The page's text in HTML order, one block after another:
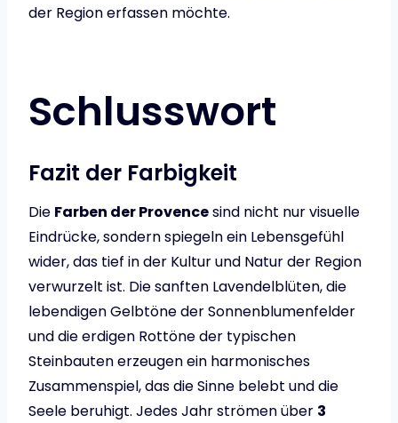
der Region erfassen möchte.
Schlusswort
Fazit der Farbigkeit
Die Farben der Provencesind nicht nur visuelle
Eindrücke, sondern spiegeln ein Lebensgefühl
wider, das tief in der Kultur und Natur der Region
verwurzelt ist. Die sanften Lavendelblüten, die
lebendigen Gelbtöne der Sonnenblumenfelder
und die erdigen Rottöne der typischen
Steinbauten erzeugen ein harmonisches
Zusammenspiel, das die Sinne belebt und die
Seele beruhigt. Jedes Jahr strömen über 3